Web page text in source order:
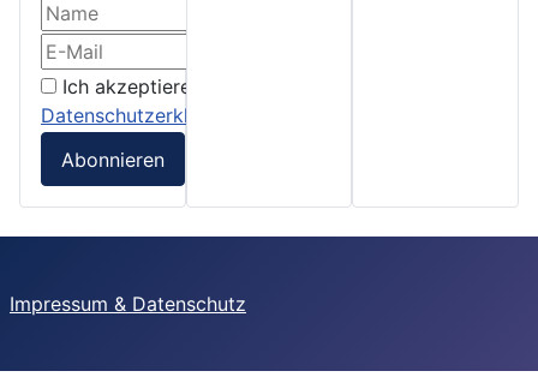
Ich akzeptiere die
Datenschutzerklärung
Abonnieren
Impressum & Datenschutz